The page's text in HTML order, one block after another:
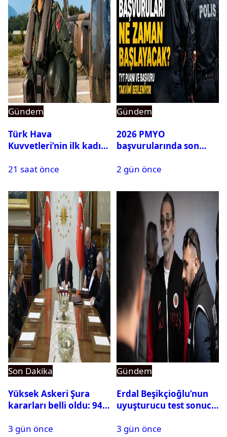
Gündem
Türk Hava
Kuvvetleri’nin ilk kadın
Karapınar hakkında
ortaya çıktı
21 saat önce
Gündem
2026 PMYO
başvurularında son
2 gün önce
Son Dakika
Yüksek Askeri Şura
kararları belli oldu: 94
3 gün önce
Gündem
Erdal Beşikçioğlu’nun
uyuşturucu test sonucu
3 gün önce